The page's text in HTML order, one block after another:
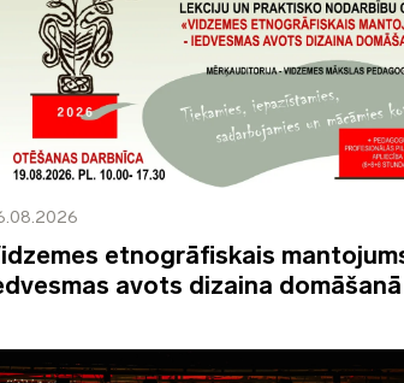
etnogrāfiskais
avots dizaina domāšanā